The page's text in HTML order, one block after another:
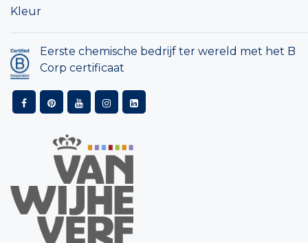
Kleur
Eerste chemische bedrijf ter wereld met het B
Corp certificaat